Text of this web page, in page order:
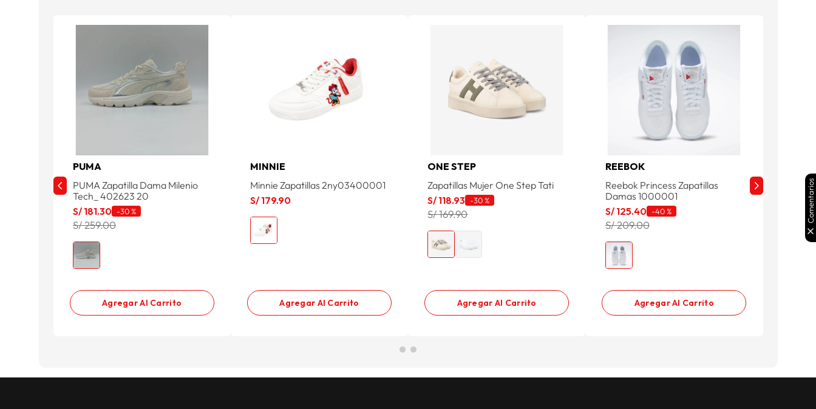
PUMA
PUMA Zapatilla Dama Milenio
Tech_ 402623 20
S/ 181.30 -30 %
S/ 259.00
Agregar Al Carrito
MINNIE
Minnie Zapatillas 2ny03400001
S/ 179.90
Agregar Al Carrito
ONE STEP
Zapatillas Mujer One Step Tati
S/ 118.93 -30 %
S/ 169.90
Agregar Al Carrito
REEBOK
Reebok Princess Zapatillas
Damas 1000001
S/ 125.40 -40 %
S/ 209.00
Agregar Al Carrito
S/ Comentarios